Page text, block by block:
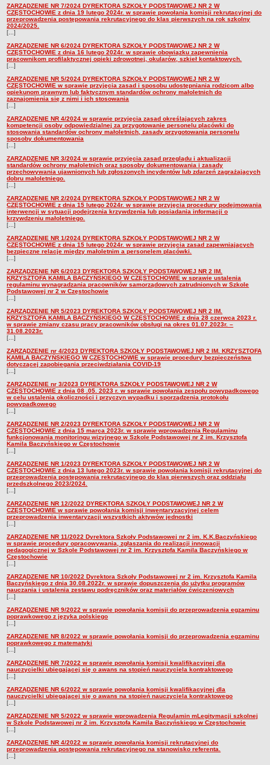
ZARZĄDZENIE NR 7/2024 DYREKTORA SZKOŁY PODSTAWOWEJ NR 2 W
CZĘSTOCHOWIE z dnia 19 lutego 2024r. w sprawie powołania komisji rekrutacyjnej do
przeprowadzenia postępowania rekrutacyjnego do klas pierwszych na rok szkolny
2024/2025.
[...]
ZARZĄDZENIE NR 6/2024 DYREKTORA SZKOŁY PODSTAWOWEJ NR 2 W
CZĘSTOCHOWIE z dnia 16 lutego 2024r. w sprawie obowiązku zapewnienia
pracownikom profilaktycznej opieki zdrowotnej, okularów, szkieł kontaktowych.
[...]
ZARZĄDZENIE NR 5/2024 DYREKTORA SZKOŁY PODSTAWOWEJ NR 2 W
CZĘSTOCHOWIE w sprawie przyjęcia zasad i sposobu udostępniania rodzicom albo
opiekunom prawnym lub faktycznym standardów ochrony małoletnich do
zaznajomienia się z nimi i ich stosowania
[...]
ZARZĄDZENIE NR 4/2024 w sprawie przyjęcia zasad określających zakres
kompetencji osoby odpowiedzialnej za przygotowanie personelu placówki do
stosowania standardów ochrony małoletnich, zasady przygotowania personelu
sposoby dokumentowania
[...]
ZARZĄDZENIE NR 3/2024 w sprawie przyjęcia zasad przeglądu i aktualizacji
standardów ochrony małoletnich oraz sposoby dokumentowania i zasady
przechowywania ujawnionych lub zgłoszonych incydentów lub zdarzeń zagrażających
dobru małoletniego.
[...]
ZARZĄDZENIE NR 2/2024 DYREKTORA SZKOŁY PODSTAWOWEJ NR 2 W
CZĘSTOCHOWIE z dnia 15 lutego 2024r. w sprawie przyjęcia procedury podejmowania
interwencji w sytuacji podejrzenia krzywdzenia lub posiadania informacji o
krzywdzeniu małoletniego.
[...]
ZARZĄDZENIE NR 1/2024 DYREKTORA SZKOŁY PODSTAWOWEJ NR 2 W
CZĘSTOCHOWIE z dnia 15 lutego 2024r. w sprawie przyjęcia zasad zapewniających
bezpieczne relacje między małoletnim a personelem placówki.
[...]
ZARZĄDZENIE NR 6/2023 DYREKTORA SZKOŁY PODSTAWOWEJ NR 2 IM.
KRZYSZTOFA KAMILA BACZYŃSKIEGO W CZĘSTOCHOWIE w sprawie ustalenia
regulaminu wynagradzania pracowników samorządowych zatrudnionych w Szkole
Podstawowej nr 2 w Częstochowie
[...]
ZARZĄDZENIE NR 5/2023 DYREKTORA SZKOŁY PODSTAWOWEJ NR 2 IM.
KRZYSZTOFA KAMILA BACZYŃSKIEGO W CZĘSTOCHOWIE z dnia 28 czerwca 2023 r.
w sprawie zmiany czasu pracy pracowników obsługi na okres 01.07.2023r. –
31.08.2023r.
[...]
ZARZĄDZENIE nr 4/2023 DYREKTORA SZKOŁY PODSTAWOWEJ NR 2 IM. KRZYSZTOFA
KAMILA BACZYŃSKIEGO W CZĘSTOCHOWIE w sprawie procedury bezpieczeństwa
dotyczącej zapobiegania przeciwdziałania COVID-19
[...]
ZARZĄDZENIE nr 3/2023 DYREKTORA SZKOŁY PODSTAWOWEJ NR 2 W
CZĘSTOCHOWIE z dnia 08 .05. 2023 r. w sprawie powołania zespołu powypadkowego
w celu ustalenia okoliczności i przyczyn wypadku i sporządzenia protokołu
powypadkowego
[...]
ZARZĄDZENIE NR 2/2023 DYREKTORA SZKOŁY PODSTAWOWEJ NR 2 W
CZĘSTOCHOWIE z dnia 15 marca 2023r. w sprawie wprowadzenia Regulaminu
funkcjonowania monitoringu wizyjnego w Szkole Podstawowej nr 2 im. Krzysztofa
Kamila Baczyńskiego w Częstochowie
[...]
ZARZĄDZENIE NR 1/2023 DYREKTORA SZKOŁY PODSTAWOWEJ NR 2 W
CZĘSTOCHOWIE z dnia 13 lutego 2023r. w sprawie powołania komisji rekrutacyjnej do
przeprowadzenia postępowania rekrutacyjnego do klas pierwszych oraz oddziału
przedszkolnego 2023/2024.
[...]
ZARZĄDZENIE NR 12/2022 DYREKTORA SZKOŁY PODSTAWOWEJ NR 2 W
CZĘSTOCHOWIE w sprawie powołania komisji inwentaryzacyjnej celem
przeprowadzenia inwentaryzacji wszystkich aktywów jednostki
[...]
ZARZĄDZENIE NR 11/2022 Dyrektora Szkoły Podstawowej nr 2 im. K.K.Baczyńskiego
w sprawie procedury opracowywania, zgłaszania do realizacji innowacji
pedagogicznej w Szkole Podstawowej nr 2 im. Krzysztofa Kamila Baczyńskiego w
Częstochowie
[...]
ZARZĄDZENIE NR 10/2022 Dyrektora Szkoły Podstawowej nr 2 im. Krzysztofa Kamila
Baczyńskiego z dnia 30.08.2022r. w sprawie dopuszczenia do użytku programów
nauczania i ustalenia zestawu podręczników oraz materiałów ćwiczeniowych
[...]
ZARZĄDZENIE NR 9/2022 w sprawie powołania komisji do przeprowadzenia egzaminu
poprawkowego z języka polskiego
[...]
ZARZĄDZENIE NR 8/2022 w sprawie powołania komisji do przeprowadzenia egzaminu
poprawkowego z matematyki
[...]
ZARZĄDZENIE NR 7/2022 w sprawie powołania komisji kwalifikacyjnej dla
nauczycielki ubiegającej się o awans na stopień nauczyciela kontraktowego
[...]
ZARZĄDZENIE NR 6/2022 w sprawie powołania komisji kwalifikacyjnej dla
nauczycielki ubiegającej się o awans na stopień nauczyciela kontraktowego
[...]
ZARZĄDZENIE NR 5/2022 w sprawie wprowadzenia Regulamin mLegitymacji szkolnej
w Szkole Podstawowej nr 2 im. Krzysztofa Kamila Baczyńskiego w Częstochowie
[...]
ZARZĄDZENIE NR 4/2022 w sprawie powołania komisji rekrutacyjnej do
przeprowadzenia postępowania rekrutacyjnego na stanowisko referenta.
[...]